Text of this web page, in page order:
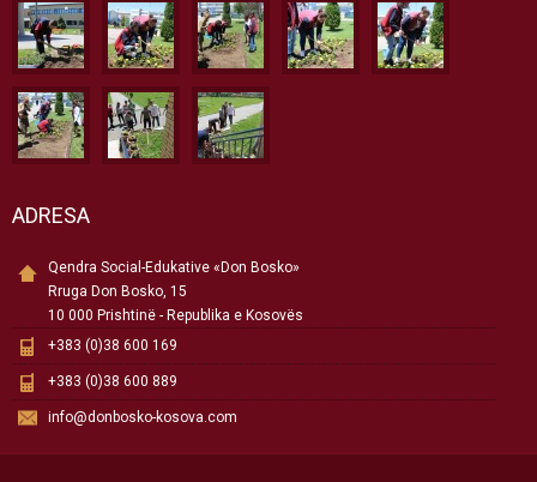
ADRESA
Qendra Social-Edukative «Don Bosko»
Rruga Don Bosko, 15
10 000 Prishtinë - Republika e Kosovës
+383 (0)38 600 169
+383 (0)38 600 889
info@donbosko-kosova.com